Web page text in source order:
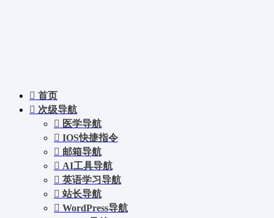
首页
次级导航
医学导航
IOS快捷指令
邮箱导航
AI工具导航
英语学习导航
站长导航
WordPress导航